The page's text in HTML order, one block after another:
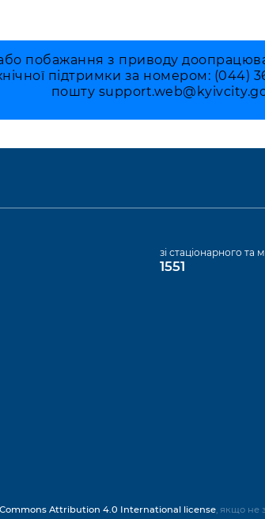
побажання з приводу
підтримки за номером: (044)
пошту
зі стаціонарного та
1551
Attribution 4.0 International license, якщо не